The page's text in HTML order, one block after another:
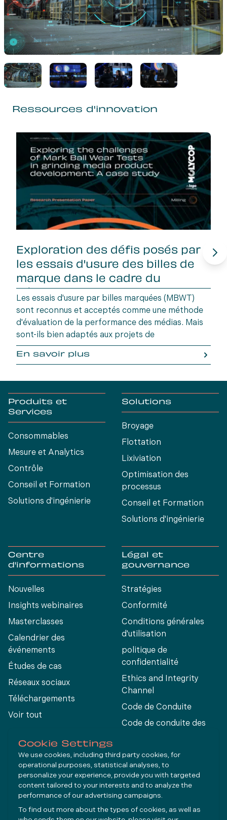
Ressources d'innovation
Exploration des défis posés par
les essais d'usure des billes de
marque dans le cadre du
développeme
Les essais d'usure par billes marquées (MBWT)
sont reconnus et acceptés comme une méthode
d'évaluation de la performance des médias. Mais
sont-ils bien adaptés aux projets de
développement de nouveaux produits (NPD) ? Ce
document de recherche examine en profondeur
En savoir plus
Produits et
Services
Consommables
Mesure et Analytics
Contrôle
Conseil et Formation
Solutions d'ingénierie
Solutions
Broyage
Flottation
Lixiviation
Optimisation des
processus
Conseil et Formation
Solutions d'ingénierie
Centre
d'informations
Nouvelles
Insights webinaires
Masterclasses
Calendrier des
événements
Études de cas
Réseaux sociaux
Téléchargements
Voir tout
Légal et
gouvernance
Stratégies
Conformité
Conditions générales
d'utilisation
politique de
confidentialité
Ethics and Integrity
Channel
Code de Conduite
Code de conduite des
Connect
LinkedIn
YouTube
Cookie Settings
We use cookies, including third party cookies, for
operational purposes, statistical analyses, to
personalize your experience, provide you with targeted
content tailored to your interests and to analyze the
performance of our advertising campaigns.
To find out more about the types of cookies, as well as